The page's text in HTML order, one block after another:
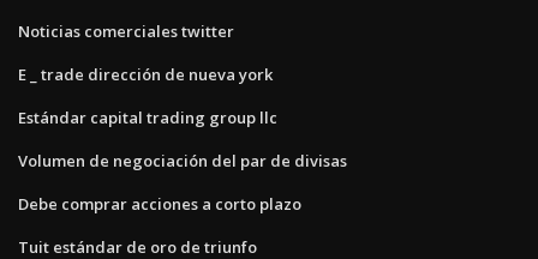
Noticias comerciales twitter
E _ trade dirección de nueva york
Estándar capital trading group llc
Volumen de negociación del par de divisas
Debe comprar acciones a corto plazo
Tuit estándar de oro de triunfo